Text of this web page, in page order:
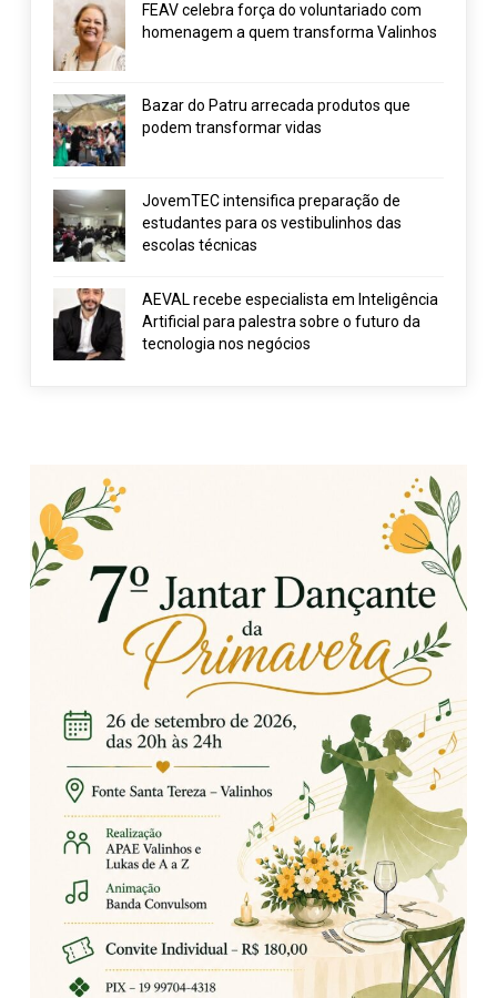
FEAV celebra força do voluntariado com
homenagem a quem transforma Valinhos
Bazar do Patru arrecada produtos que
podem transformar vidas
JovemTEC intensifica preparação de
estudantes para os vestibulinhos das
escolas técnicas
AEVAL recebe especialista em Inteligência
Artificial para palestra sobre o futuro da
tecnologia nos negócios